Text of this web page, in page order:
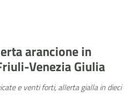
arancione in
Venezia Giulia
e venti forti, allerta gialla in dieci